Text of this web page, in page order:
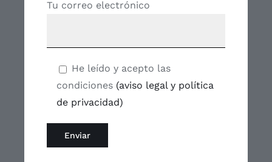
Tu correo electrónico
He leído y acepto las
condiciones (aviso legal y política
de privacidad)